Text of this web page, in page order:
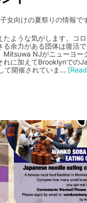
女向けの夏祭りの情報で
ような気がします。コ
余力がある団体は復活
Mitsuwa NJがニューヨー
れに加えてBrooklynでの
て開催されていま…